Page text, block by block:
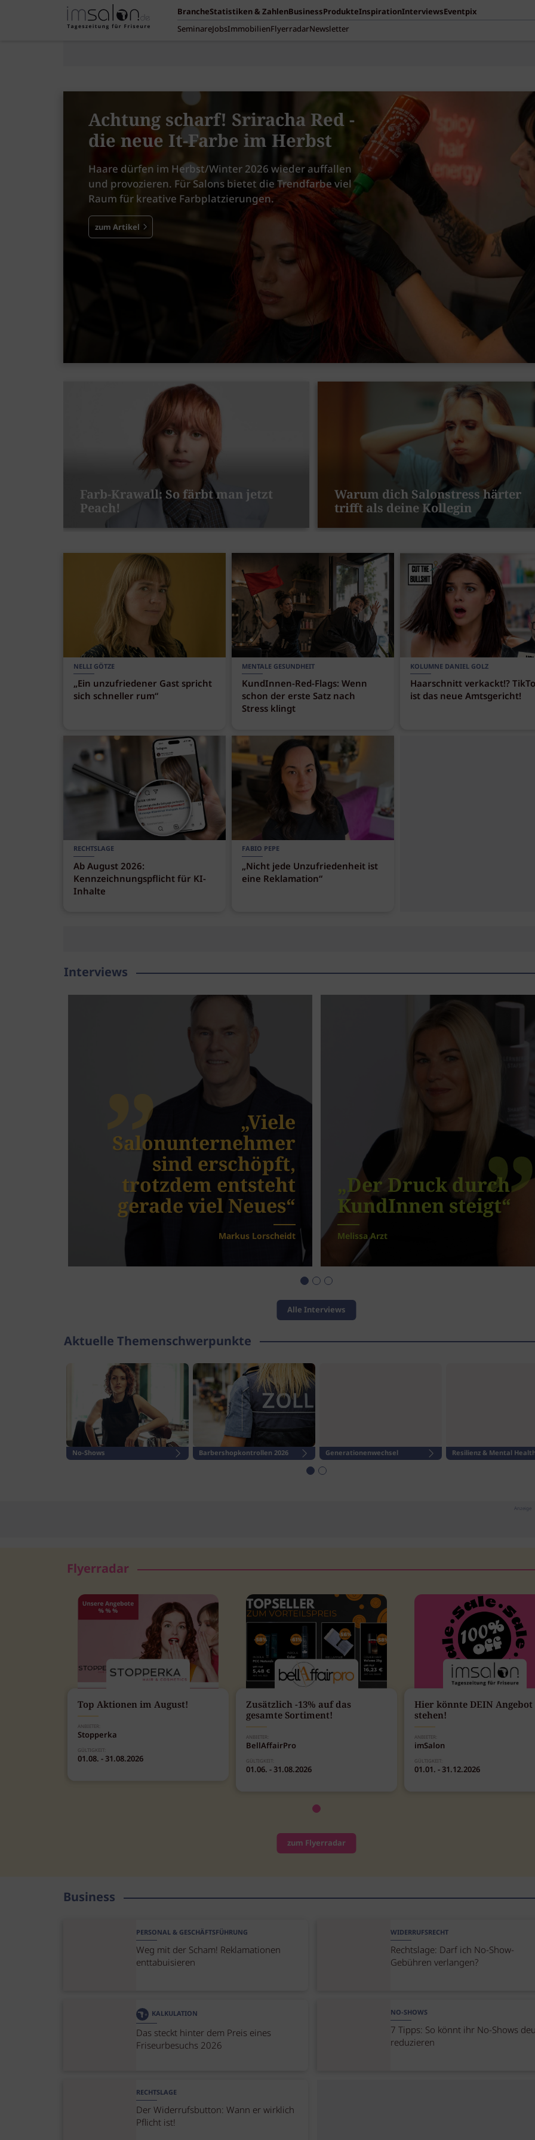
BrancheStatistiken & ZahlenBusinessProdukteInspirationInterviewsEventpix
SeminareJobsImmobilienFlyerradarNewsletter
Achtung scharf! Sriracha Red -
die neue It-Farbe im Herbst
Haare dürfen im Herbst/Winter 2026 wieder auffallen
und provozieren. Für Salons bietet die Trendfarbe viel
Raum für kreative Farbplatzierungen.
zum Artikel
Farb-Krawall: So färbt man jetzt
Peach!
Warum dich Salonstress härter
trifft als deine Kollegin
NELLI GÖTZE
„Ein unzufriedener Gast spricht
sich schneller rum“
MENTALE GESUNDHEIT
KundInnen-Red-Flags: Wenn
schon der erste Satz nach
Stress klingt
KOLUMNE DANIEL GOLZ
Haarschnitt verkackt!?
ist das neue Amtsgericht!
RECHTSLAGE
Ab August 2026:
Kennzeichnungspflicht für KI-
Inhalte
FABIO PEPE
„Nicht jede Unzufriedenheit ist
eine Reklamation“
Interviews
„Viele
Salonunternehmer
sind erschöpft,
trotzdem entsteht
gerade viel Neues“
Markus Lorscheidt
„Der Druck durch
KundInnen steigt“
Melissa Arzt
Alle Interviews
Aktuelle Themenschwerpunkte
No-Shows Barbershopkontrollen 2026 Generationenwechsel Resilienz & Mental
Anzeige
Flyerradar
Top Aktionen im August!
ANBIETER:
Stopperka
GÜLTIGKEIT:
01.08. - 31.08.2026
Zusätzlich -13% auf das
gesamte Sortiment!
ANBIETER:
BellAffairPro
GÜLTIGKEIT:
01.06. - 31.08.2026
Hier könnte DEIN Angebot
stehen!
ANBIETER:
imSalon
GÜLTIGKEIT:
01.01. - 31.12.2026
zum Flyerradar
Business
PERSONAL & GESCHÄFTSFÜHRUNG
Weg mit der Scham! Reklamationen
enttabuisieren
WIDERRUFSRECHT
Rechtslage: Darf ich No-Show-
Gebühren verlangen?
KALKULATION
Das steckt hinter dem Preis eines
Friseurbesuchs 2026
NO-SHOWS
7 Tipps: So könnt ihr No-Shows
reduzieren
RECHTSLAGE
Der Widerrufsbutton: Wann er wirklich
Pflicht ist!